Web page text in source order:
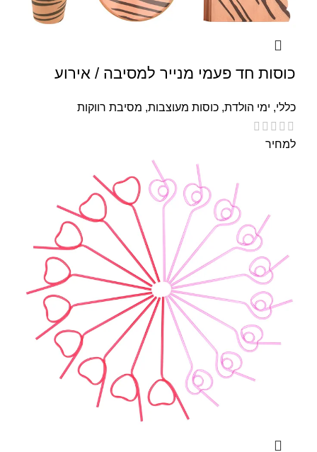
כוסות חד פעמי מנייר למסיבה / אירוע
כללי, ימי הולדת, כוסות מעוצבות, מסיבת רווקות
למחיר